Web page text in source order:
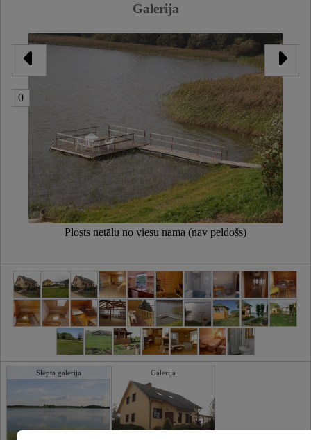
Galerija
Plosts netālu no viesu nama (nav peldošs)
0
Slēpta galerija Galerija